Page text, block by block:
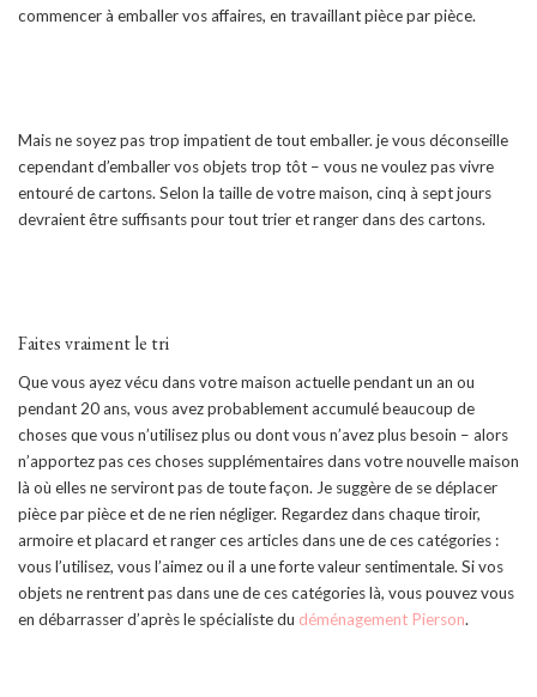
commencer à emballer vos affaires, en travaillant pièce par pièce.
Mais ne soyez pas trop impatient de tout emballer. je vous déconseille
cependant d’emballer vos objets trop tôt – vous ne voulez pas vivre
entouré de cartons. Selon la taille de votre maison, cinq à sept jours
devraient être suffisants pour tout trier et ranger dans des cartons.
Faites vraiment le tri
Que vous ayez vécu dans votre maison actuelle pendant un an ou
pendant 20 ans, vous avez probablement accumulé beaucoup de
choses que vous n’utilisez plus ou dont vous n’avez plus besoin – alors
n’apportez pas ces choses supplémentaires dans votre nouvelle maison
là où elles ne serviront pas de toute façon. Je suggère de se déplacer
pièce par pièce et de ne rien négliger. Regardez dans chaque tiroir,
armoire et placard et ranger ces articles dans une de ces catégories :
vous l’utilisez, vous l’aimez ou il a une forte valeur sentimentale. Si vos
objets ne rentrent pas dans une de ces catégories là, vous pouvez vous
en débarrasser d’après le spécialiste du déménagement Pierson.